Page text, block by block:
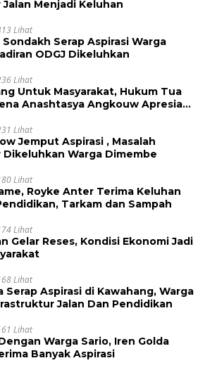
Menjadi Keluhan
Lihat
Sondakh Serap Aspirasi Warga
ODGJ Dikeluhkan
Lihat
Untuk Masyarakat, Hukum Tua
Anashtasya Angkouw Apresiasi
Lihat
Jemput Aspirasi , Masalah
Warga Dimembe
Lihat
Royke Anter Terima Keluhan
Tarkam dan Sampah
Lihat
Gelar Reses, Kondisi Ekonomi Jadi
Lihat
Serap Aspirasi di Kawahang, Warga
Jalan Dan Pendidikan
Lihat
Warga Sario, Iren Golda
Banyak Aspirasi